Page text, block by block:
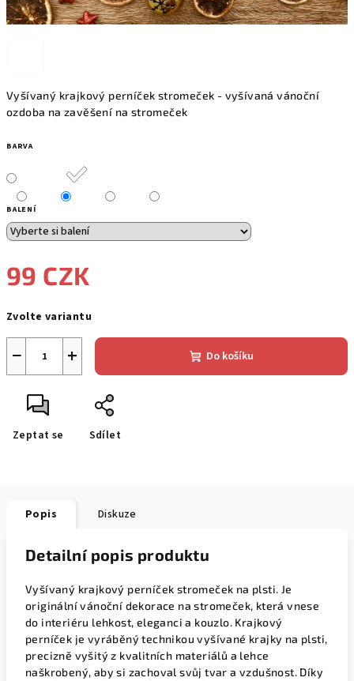
Vyšívaný krajkový perníček stromeček - vyšívaná vánoční
ozdoba na zavěšení na stromeček
BARVA
BALENÍ
99 CZK
cena:
Zvolte variantu
+
− Do košíku
Zeptat se Sdílet
Popis Diskuze
Detailní popis produktu
Vyšívaný krajkový perníček stromeček na plsti. Je
originální vánoční dekorace na stromeček, která vnese
do interiéru lehkost, eleganci a kouzlo. Krajkový
perníček je vyráběný technikou vyšívané krajky na plsti,
precizně vyšitý z kvalitních materiálů a lehce
naškrobený, aby si zachoval svůj tvar a vzdušnost. Díky